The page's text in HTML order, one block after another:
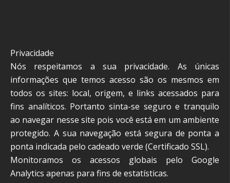
Privacidade
Nós respeitamos a sua privacidade. As únicas
informações que temos acesso são os mesmos em
todos os sites: local, origem, e links acessados para
fins analíticos. Portanto sinta-se seguro e tranquilo
ao navegar nesse site pois você está em um ambiente
protegido. A sua navegação está segura de ponta a
ponta indicada pelo cadeado verde (Certificado SSL).
Monitoramos os acessos globais pelo Google
Analytics apenas para fins de estatísticas.